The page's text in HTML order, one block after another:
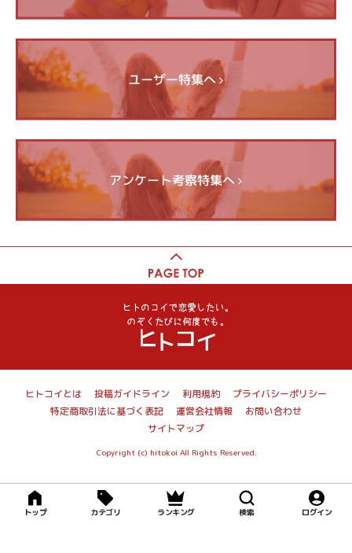
ユーザー特集へ
アンケート考察特集へ
トップ カテゴリ ランキング 検索 ログイン
ヒトコイとは 投稿ガイドライン 利用規約
プライバシーポリシー
特定商取引法に基づく表記
運営会社情報
お問い合わせ
サイトマップ
Copyright (c) hitokoi All Rights Reserved.